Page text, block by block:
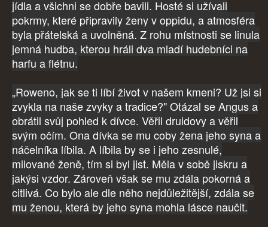
jídla a všichni se dobře bavili. Hosté si užívali
pokrmy, které připravily ženy v oppidu, a atmosféra
byla přátelská a uvolněná. Z rohu místnosti se linula
jemná hudba, kterou hráli dva mladí hudebníci na
harfu a flétnu.
„Roweno, jak se ti líbí život v našem kmeni? Už jsi si
zvykla na naše zvyky a tradice?" Otázal se Angus a
obrátil svůj pohled k dívce. Věřil druidovy a věřil
svým očím. Ona dívka se mu coby žena jeho syna a
náčelníka líbila. A líbila by se i jeho zesnulé,
milované ženě, tím si byl jist. Měla v sobě jiskru a
jakýsi vzdor. Zároveň však se mu zdála pokorná a
citlivá. Co bylo ale dle něho nejdůležitější, zdála se
mu ženou, která by jeho syna mohla lásce naučit.